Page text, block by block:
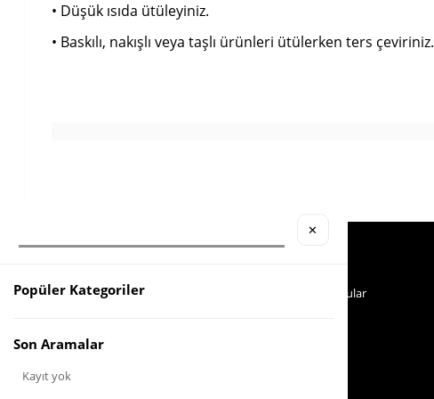
• Düşük ısıda ütüleyiniz.
• Baskılı, nakışlı veya taşlı ürünleri ütülerken ters çeviriniz.
Whatsapp Hattı
Sıkça Sorulan Sorular
✕
Popüler Kategoriler
Son Aramalar
Kayıt yok